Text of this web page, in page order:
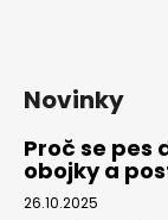
Novinky
Proč se pes
obojky a
26.10.2025